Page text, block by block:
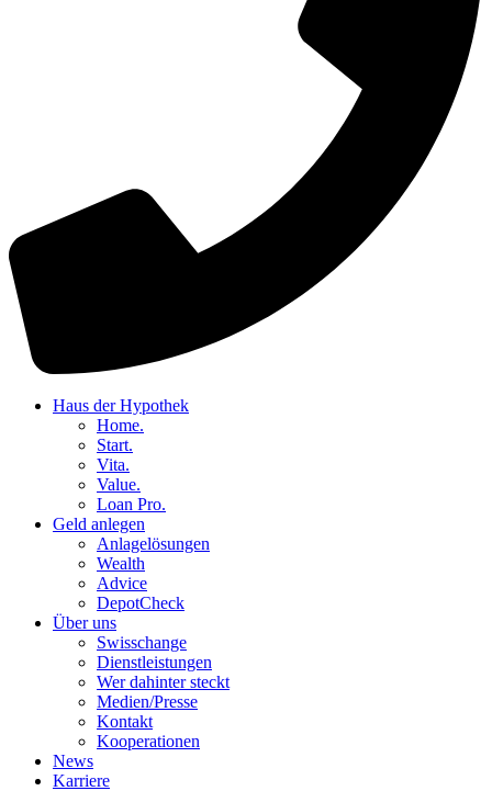
Haus der Hypothek
Home.
Start.
Vita.
Value.
Loan Pro.
Geld anlegen
Anlagelösungen
Wealth
Advice
DepotCheck
Über uns
Swisschange
Dienstleistungen
Wer dahinter steckt
Medien/Presse
Kontakt
Kooperationen
News
Karriere